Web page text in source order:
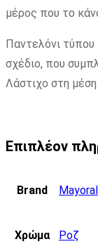
μέρος που το
Παντελόνι
σχέδιο, που
Λάστιχο στη
Επιπλέον
Brand Mayoral
Χρώμα Ροζ